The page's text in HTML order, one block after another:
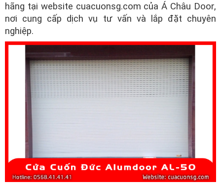
hãng tại website cuacuonsg.com của Á Châu Door,
nơi cung cấp dịch vụ tư vấn và lắp đặt chuyên
nghiệp.